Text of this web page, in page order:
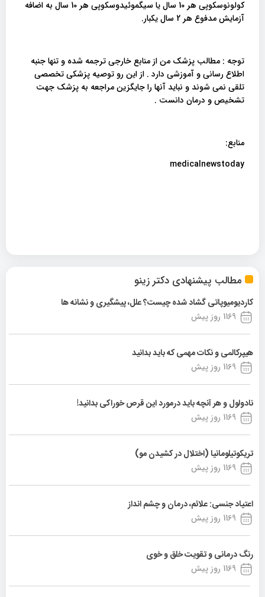
مطالب پیشنهادی دکتر زینو
کاردیومیوپاتی گشاد شده چیست؟ علل، پیشگیری و نشانه ها
1169 روز پیش
هیپرکالمی و نکات مهمی که باید بدانید
1169 روز پیش
نادولول و هر آنچه باید درمورد این قرص خوراکی بدانید!
1169 روز پیش
تریکوتیلومانیا (اختلال در کشیدن مو)
1169 روز پیش
اعتیاد جنسی: علائم، درمان و چشم انداز
1169 روز پیش
رنگ درمانی و تقویت خلق و خوی
1169 روز پیش
کولونوسکوپی هر 10 سال یا سیگموئیدوسکوپی هر 10 سال به اضافه
آزمایش مدفوع هر 2 سال یکبار.
توجه : مطالب پزشک من از منابع خارجی ترجمه شده و تنها جنبه
اطلاع رسانی و آموزشی دارد . از این رو توصیه پزشکی تخصصی
تلقی نمی شوند و نباید آنها را جایگزین مراجعه به پزشک جهت
تشخیص و درمان دانست .
منابع:
medicalnewstoday